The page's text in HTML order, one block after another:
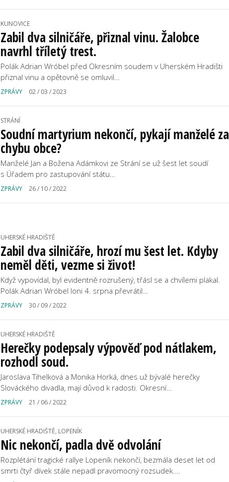
KUNOVICE
Zabil dva silničáře, přiznal vinu. Žalobce
navrhl tříletý trest.
Polák Adrian Wróbel před Okresním soudem v Uherském Hradišti
přiznal vinu a opětovně se omluvil…
ZPRÁVY 02 / 03 / 2023
STRÁNÍ
Soudní martyrium nekončí, pykají manželé za
chybu obce?
Manželé Jan a Božena Adámkovi ze Strání se už šest let soudí
s Úřadem pro zastupování státu…
ZPRÁVY 26 / 10 / 2022
UHERSKÉ HRADIŠTĚ
Zabil dva silničáře, hrozí mu šest let. Kdyby
neměl děti, vezme si život!
Když vypovídal, byl evidentně rozrušený, třásl se a chvílemi plakal.
Polák Adrian Wróbel loni 4. srpna převrátil…
ZPRÁVY 30 / 09 / 2022
UHERSKÉ HRADIŠTĚ
Herečky podepsaly výpověď pod nátlakem,
rozhodl soud.
Jaroslava Tihelková a Monika Horká, dnes už bývalé herečky
Slováckého divadla, mají důvod k radosti. Okresní…
ZPRÁVY 21 / 06 / 2022
UHERSKÉ HRADIŠTĚ, LOPENÍK
Nic nekončí, padla dvě odvolání
Rozplétání tragické rallye Lopeník nekončí, bezmála deset let od
smrti čtyř dívek stále nepadl pravomocný rozsudek.…